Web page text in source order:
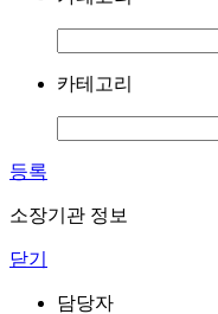
카테고리
등록
소장기관 정보
닫기
담당자